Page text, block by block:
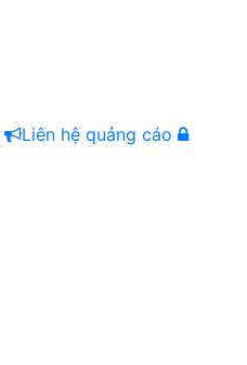
Liên hệ quảng cáo